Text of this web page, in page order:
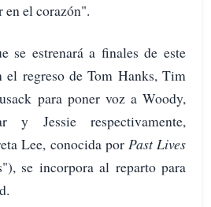
en el corazón".
se estrenará a finales de este
el regreso de Tom Hanks, Tim
para poner voz a Woody,
y Jessie respectivamente,
Lee, conocida por Past Lives
se incorpora al reparto para